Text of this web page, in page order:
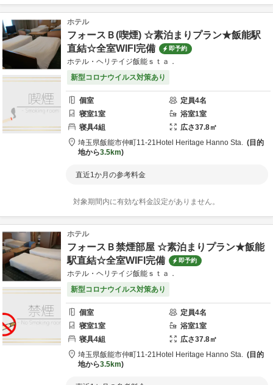
ホテル
フォースＢ(喫煙) ☆素泊まりプラン★飯能駅
直結☆全室WIFI完備
即予約
ホテル・ヘリテイジ飯能ｓｔａ．
新型コロナウイルス対策あり
個室 定員4名
寝室1室 浴室1室
寝具4組 広さ37.8㎡
埼玉県飯能市仲町11-21 Hotel Heritage Hanno Sta.
目的
地から3.5km
直近1か月の参考料金
対象期間内に有効な料金設定がありません。
ホテル
フォースＢ禁煙部屋 ☆素泊まりプラン★飯能
駅直結☆全室WIFI完備
即予約
ホテル・ヘリテイジ飯能ｓｔａ．
新型コロナウイルス対策あり
個室 定員4名
寝室1室 浴室1室
寝具4組 広さ37.8㎡
埼玉県飯能市仲町11-21 Hotel Heritage Hanno Sta.
目的
地から3.5km